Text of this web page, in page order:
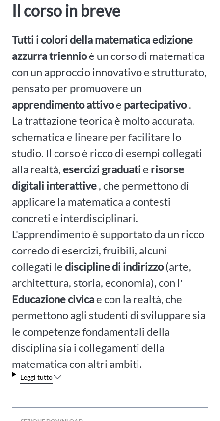
Il corso in breve
Tutti i colori della matematica edizione
azzurra triennioè un corso di matematica
con un approccio innovativo e strutturato,
pensato per promuovere un
apprendimento attivoe partecipativo.
La trattazione teorica è molto accurata,
schematica e lineare per facilitare lo
studio. Il corso è ricco di esempi collegati
alla realtà,esercizi graduatie risorse
digitali interattive, che permettono di
applicare la matematica a contesti
concreti e interdisciplinari.
L'apprendimento è supportato da un ricco
corredo di esercizi, fruibili, alcuni
collegati lediscipline di indirizzo(arte,
architettura, storia, economia), con l'
Educazione civicae con la realtà, che
permettono agli studenti di sviluppare sia
le competenze fondamentali della
disciplina sia i collegamenti della
matematica con altri ambiti.
Leggi tutto